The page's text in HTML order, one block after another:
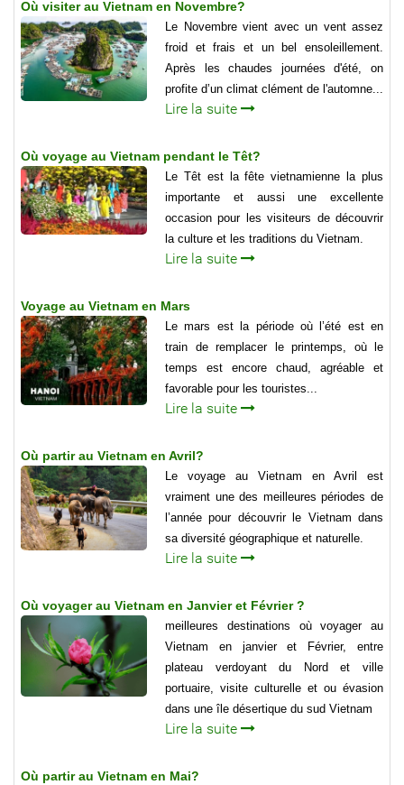
Où visiter au Vietnam en Novembre?
Le Novembre vient avec un vent assez
froid et frais et un bel ensoleillement.
Après les chaudes journées d'été, on
profite d’un climat clément de l'automne...
Lire la suite
Où voyage au Vietnam pendant le Têt?
Le Têt est la fête vietnamienne la plus
importante et aussi une excellente
occasion pour les visiteurs de découvrir
la culture et les traditions du Vietnam.
Lire la suite
Voyage au Vietnam en Mars
Le mars est la période où l’été est en
train de remplacer le printemps, où le
temps est encore chaud, agréable et
favorable pour les touristes...
Lire la suite
Où partir au Vietnam en Avril?
Le voyage au Vietnam en Avril est
vraiment une des meilleures périodes de
l’année pour découvrir le Vietnam dans
sa diversité géographique et naturelle.
Lire la suite
Où voyager au Vietnam en Janvier et Février ?
meilleures destinations où voyager au
Vietnam en janvier et Février, entre
plateau verdoyant du Nord et ville
portuaire, visite culturelle et ou évasion
dans une île désertique du sud Vietnam
Lire la suite
Où partir au Vietnam en Mai?